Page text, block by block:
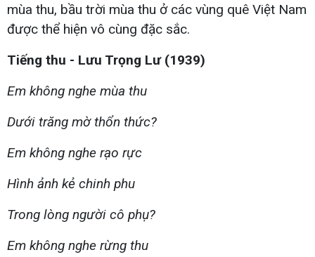
mùa thu, bầu trời mùa thu ở các vùng quê Việt Nam
được thể hiện vô cùng đặc sắc.
Tiếng thu - Lưu Trọng Lư (1939)
Em không nghe mùa thu
Dưới trăng mờ thổn thức?
Em không nghe rạo rực
Hình ảnh kẻ chinh phu
Trong lòng người cô phụ?
Em không nghe rừng thu